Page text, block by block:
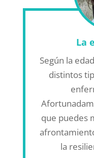
La
Según la
distintos
que puedes
la